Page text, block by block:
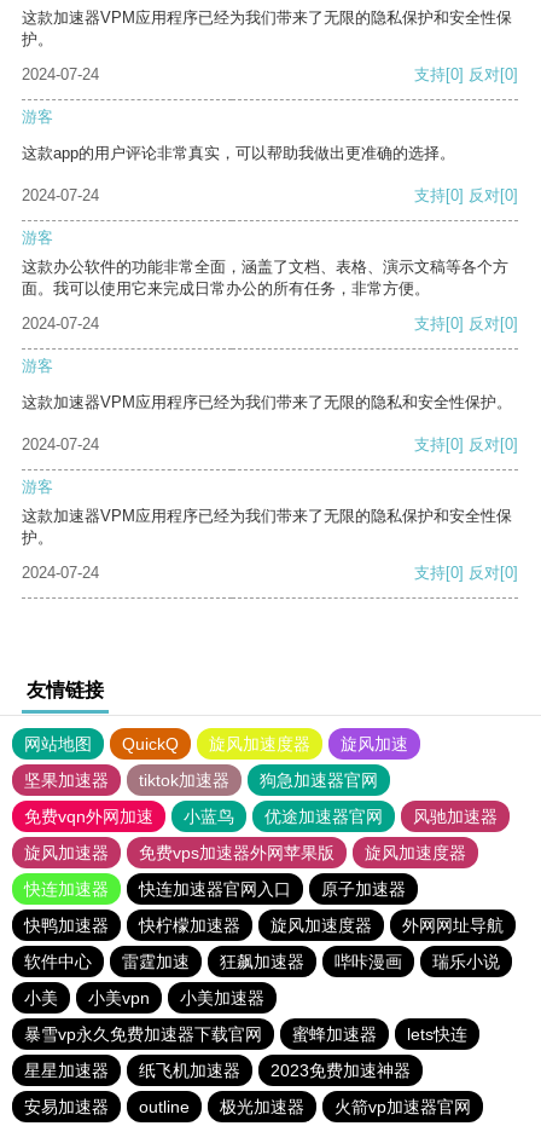
这款加速器VPM应用程序已经为我们带来了无限的隐私保护和安全性保
护。
2024-07-24
支持[0] 反对[0]
游客
这款app的用户评论非常真实，可以帮助我做出更准确的选择。
2024-07-24 支持[0] 反对[0]
游客
这款办公软件的功能非常全面，涵盖了文档、表格、演示文稿等各个方
面。我可以使用它来完成日常办公的所有任务，非常方便。
2024-07-24
支持[0] 反对[0]
游客
这款加速器VPM应用程序已经为我们带来了无限的隐私和安全性保护。
2024-07-24 支持[0] 反对[0]
游客
这款加速器VPM应用程序已经为我们带来了无限的隐私保护和安全性保
护。
2024-07-24
支持[0] 反对[0]
友情链接
网站地图 QuickQ 旋风加速度器
旋风加速
坚果加速器
tiktok加速器
狗急加速器官网
免费vqn外网加速
小蓝鸟 优途加速器官网
风驰加速器
旋风加速器
免费vps加速器外网苹果版
旋风加速度器
快连加速器
快连加速器官网入口
原子加速器
快鸭加速器
快柠檬加速器 旋风加速度器
外网网址导航
软件中心
雷霆加速 狂飙加速器 哔咔漫画
瑞乐小说
小美
小美vpn
小美加速器
暴雪vp永久免费加速器下载官网
蜜蜂加速器
lets快连
星星加速器
纸飞机加速器
2023免费加速神器
安易加速器
outline 极光加速器 火箭vp加速器官网